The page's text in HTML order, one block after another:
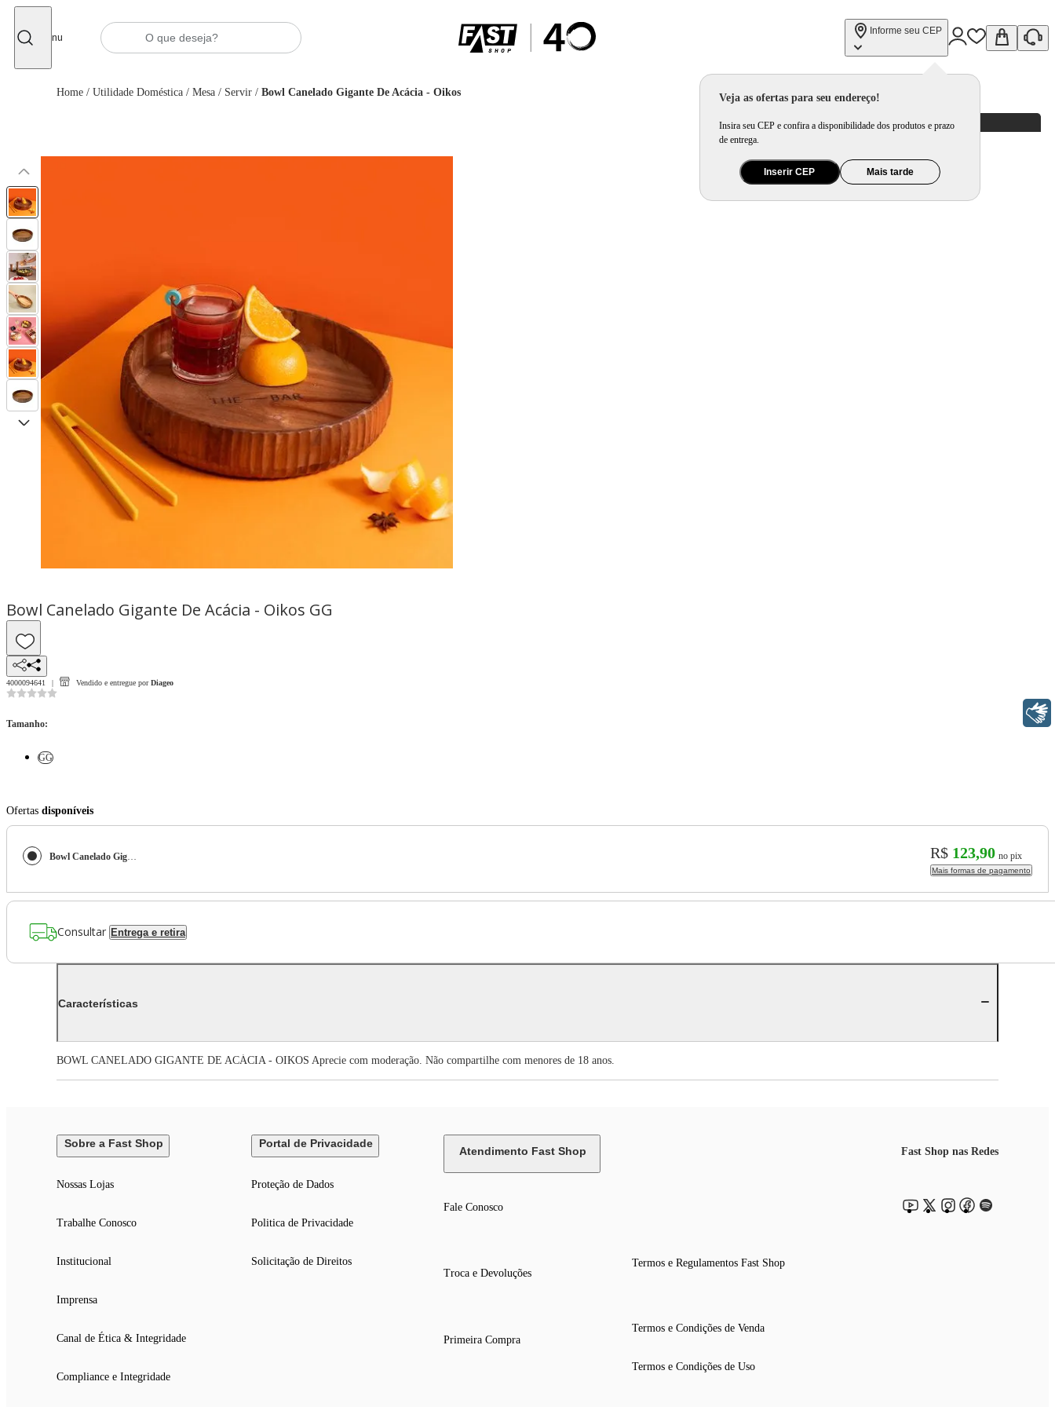
Menu
Informe seu CEP
Veja as ofertas para seu endereço!
Insira seu CEP e confira a disponibilidade dos produtos e prazo
de entrega.
Inserir CEP Mais tarde
Home / Utilidade Doméstica / Mesa / Servir / Bowl Canelado Gigante De Acácia - Oikos
Bowl Canelado Gigante De Acácia - Oikos GG
4000094641 Vendido e entregue por Diageo
Tamanho:
GG
Ofertas disponíveis
Bowl Canelado Gigante De Acácia - Oikos R$ 123,90 no pix
Mais formas de pagamento
Consultar Entrega e retira
Características
BOWL CANELADO GIGANTE DE ACÁCIA - OIKOS Aprecie com moderação. Não compartilhe com menores de 18 anos.
Sobre a Fast Shop
Nossas Lojas
Trabalhe Conosco
Institucional
Imprensa
Canal de Ética & Integridade
Compliance e Integridade
Portal de Privacidade
Proteção de Dados
Politica de Privacidade
Solicitação de Direitos
Atendimento Fast Shop
Fale Conosco
Troca e Devoluções
Primeira Compra
Termos e Regulamentos Fast Shop
Termos e Condições de Venda
Termos e Condições de Uso
Fast Shop nas Redes